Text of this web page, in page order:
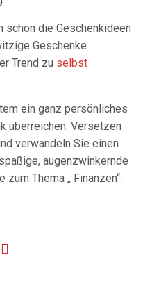
schon die Geschenkideen
Geschenke
Trend zu selbst
ein ganz persönliches
überreichen. Versetzen
verwandeln Sie einen
augenzwinkernde
Thema „ Finanzen“.